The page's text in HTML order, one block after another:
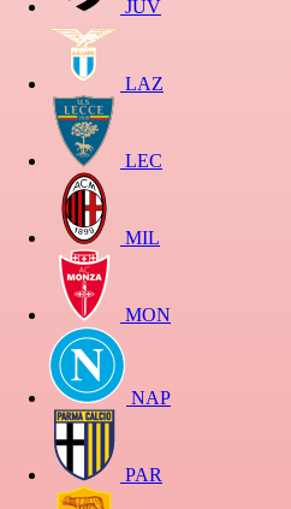
JUV
LAZ
LEC
MIL
MON
NAP
PAR